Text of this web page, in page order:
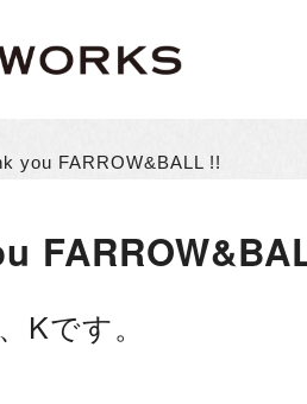
you FARROW&BALL !!
Kです。